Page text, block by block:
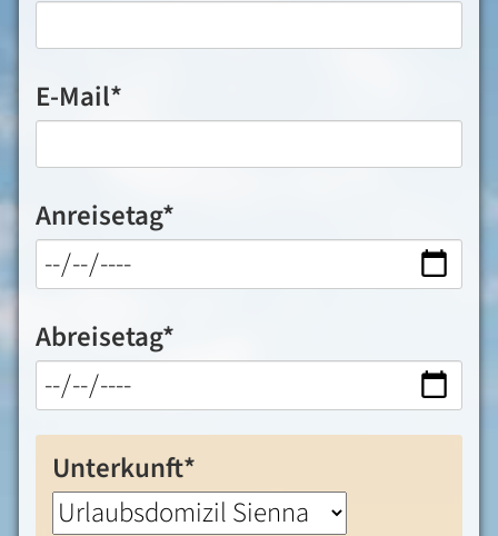
Pflichtfeld
E-Mail*
Pflichtfeld
Anreisetag*
Pflichtfeld
Abreisetag*
Pflichtfeld
Unterkunft*